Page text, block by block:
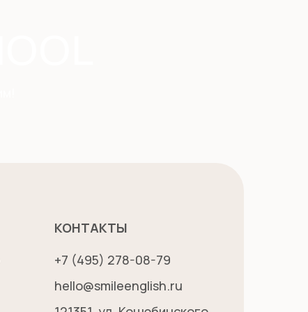
КОНТАКТЫ
+7 (495) 278-08-79
hello@smileenglish.ru